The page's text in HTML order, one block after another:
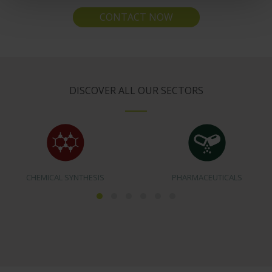
implementare tutti i cookie. Chiudendo questo banner
CONTACT NOW
DISCOVER ALL OUR SECTORS
CHEMICAL SYNTHESIS PHARMACEUTICALS